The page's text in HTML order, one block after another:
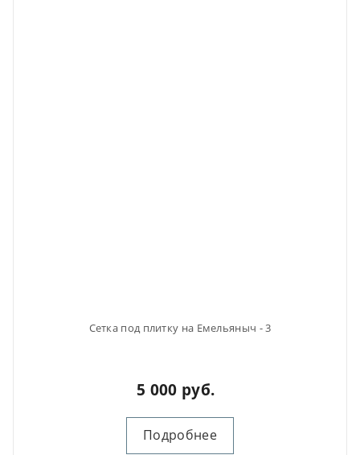
Сетка под плитку на Емельяныч - 3
5 000 руб.
Подробнее